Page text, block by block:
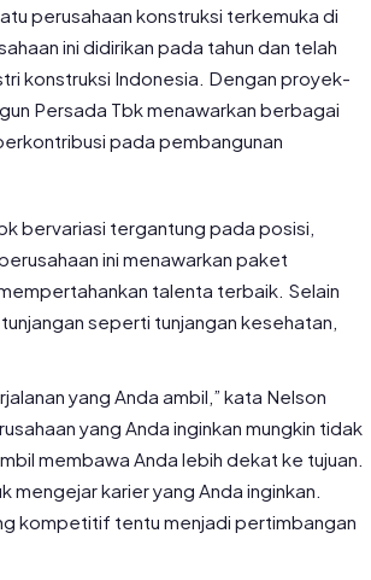
perusahaan konstruksi terkemuka di
ini didirikan pada tahun dan telah
konstruksi Indonesia. Dengan proyek-
Persada Tbk menawarkan berbagai
pada pembangunan
bervariasi tergantung pada posisi,
ini menawarkan paket
talenta terbaik. Selain
seperti tunjangan kesehatan,
yang Anda ambil,” kata Nelson
yang Anda inginkan mungkin tidak
membawa Anda lebih dekat ke tujuan.
mengejar karier yang Anda inginkan.
kompetitif tentu menjadi pertimbangan